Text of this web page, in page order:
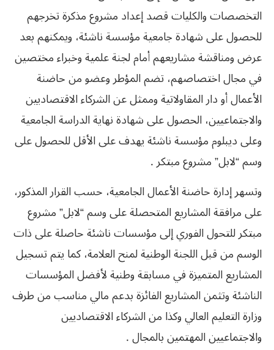
التخصصات والكليات قصد إعداد مشروع مذكرة تخرجهم
للحصول على شهادة جامعية مؤسسة ناشئة، ويمكنهم بعد
عرض ومناقشة مشاريعهم أمام لجنة علمية وخبراء مختصين
في مجال اختصاصهم، تضم المؤطر وعضو من حاضنة
الأعمال أو دار المقاولاتية وممثل عن الشركاء الاقتصاديين
والاجتماعيين، الحصول على شهادة نهاية الدراسة الجامعية
وعلى ديبلوم مؤسسة ناشئة يهدف على الأقل للحصول على
وسم “لابل” مشروع مبتكر .
وتسهر إدارة حاضنة الأعمال الجامعية، حسب القرار المذكور،
على مرافقة المشاريع المتحصلة على وسم “لابل” مشروع
مبتكر للتحول الفوري إلى مؤسسات ناشئة حاصلة على ذات
الوسم من قبل اللجنة الوطنية لمنح العلامة، كما يتم تسجيل
المشاريع المتميزة في مسابقة وطنية لأفضل المؤسسات
الناشئة وتثمن المشاريع الفائزة بدعم مالي مناسب من طرف
وزارة التعليم العالي وكذا من الشركاء الاقتصاديين
والاجتماعيين المهتمين بالمجال .